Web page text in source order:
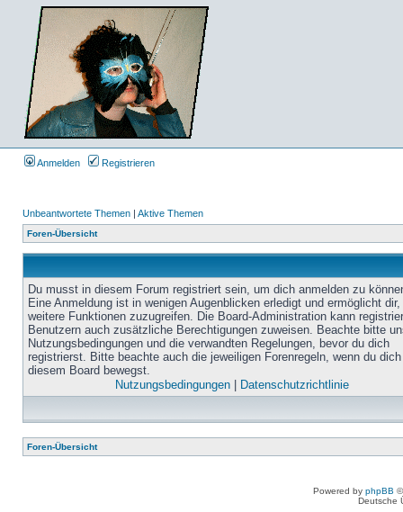
Anmelden Registrieren
Unbeantwortete Themen | Aktive Themen
Foren-Übersicht
Du musst in diesem Forum registriert sein, um dich anmelden zu
Eine Anmeldung ist in wenigen Augenblicken erledigt und ermöglicht
weitere Funktionen zuzugreifen. Die Board-Administration kann
Benutzern auch zusätzliche Berechtigungen zuweisen. Beachte bitte
Nutzungsbedingungen und die verwandten Regelungen, bevor du dich
registrierst. Bitte beachte auch die jeweiligen Forenregeln, wenn du
diesem Board bewegst.
Nutzungsbedingungen| Datenschutzrichtlinie
Foren-Übersicht
Powered by phpBB
Deutsche